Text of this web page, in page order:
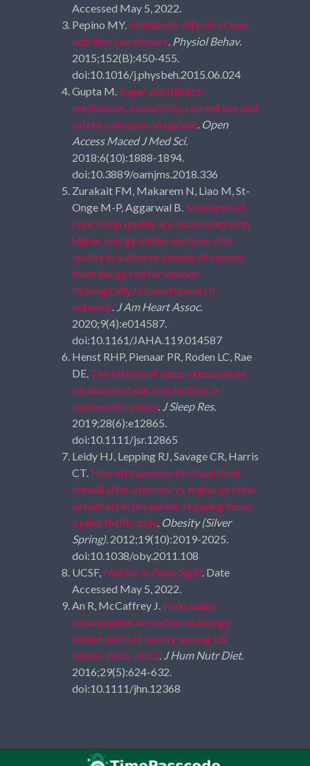
Accessed May 5, 2022.
Pepino MY. Metabolic effects of non-
nutritive sweeteners. Physiol Behav.
2015;152(B):450-455.
doi:10.1016/j.physbeh.2015.06.024
Gupta M.Sugar substitutes:
mechanism, availability, current use and
safety concerns-an update. Open
Access Maced J Med Sci.
2018;6(10):1888-1894.
doi:10.3889/oamjms.2018.336
Zurakait FM, Makarem N, Liao M, St-
Onge M-P, Aggarwal B. Measures of
poor sleep quality are associated with
higher energy intake and poor diet
quality in a diverse sample of women
from the go red for women
strategically focused research
network. J Am Heart Assoc.
2020;9(4):e014587.
doi:10.1161/JAHA.119.014587
Henst RHP, Pienaar PR, Roden LC, Rae
DE. The effects of sleep extension on
cardiometabolic risk factors: a
systematic review. J Sleep Res.
2019;28(6):e12865.
doi:10.1111/jsr.12865
Leidy HJ, Lepping RJ, Savage CR, Harris
CT. Neural responses to visual food
stimuli after a normal vs. higher protein
breakfast in breakfast-skipping teens:
a pilot fMRI study. Obesity (Silver
Spring). 2012;19(10):2019-2025.
doi:10.1038/oby.2011.108
UCSF, Hidden in Plain Sight. Date
Accessed May 5, 2022.
An R, McCaffrey J. Plain water
consumption in relation to energy
intake and diet quality among US
adults, 2005-2012. J Hum Nutr Diet.
2016;29(5):624-632.
doi:10.1111/jhn.12368